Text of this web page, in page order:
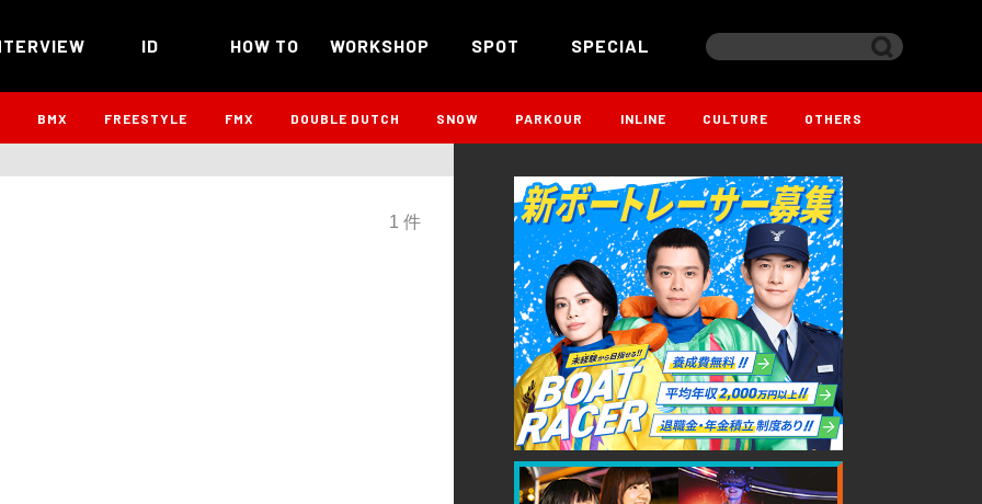
ID HOW TO WORKSHOP SPOT SPECIAL
BMX FREESTYLE FMX DOUBLE DUTCH SNOW PARKOUR INLINE CULTURE OTHERS
1 件